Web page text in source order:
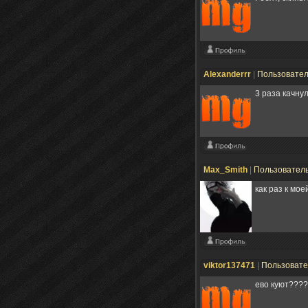
Alexanderrr
3 раза
Max_Smith
как раз к
viktor137471
ево куют????